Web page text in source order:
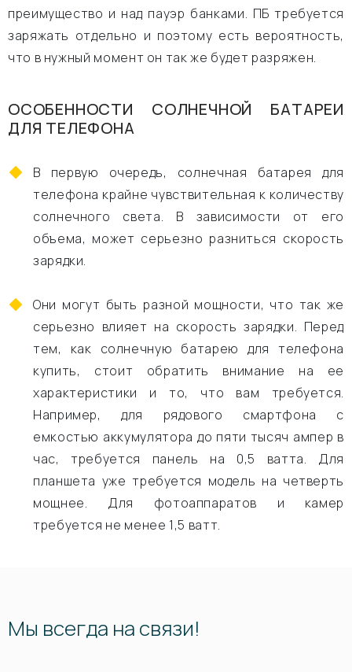
преимущество и над пауэр банками. ПБ требуется
заряжать отдельно и поэтому есть вероятность,
что в нужный момент он так же будет разряжен.
ОСОБЕННОСТИ СОЛНЕЧНОЙ БАТАРЕИ
ДЛЯ ТЕЛЕФОНА
В первую очередь, солнечная батарея для
телефона крайне чувствительная к количеству
солнечного света. В зависимости от его
объема, может серьезно разниться скорость
зарядки.
Они могут быть разной мощности, что так же
серьезно влияет на скорость зарядки. Перед
тем, как солнечную батарею для телефона
купить, стоит обратить внимание на ее
характеристики и то, что вам требуется.
Например, для рядового смартфона с
емкостью аккумулятора до пяти тысяч ампер в
час, требуется панель на 0,5 ватта. Для
планшета уже требуется модель на четверть
мощнее. Для фотоаппаратов и камер
требуется не менее 1,5 ватт.
Мы всегда на связи!